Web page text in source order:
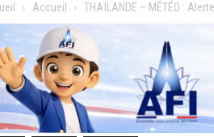
Accueil THAÏLANDE – MÉTÉO :